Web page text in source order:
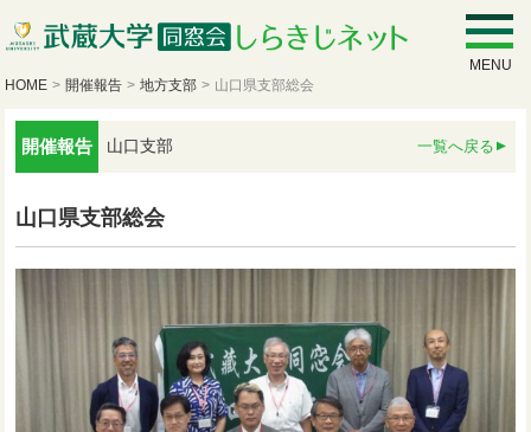
MENU
HOME > 開催報告 > 地方支部 > 山口県支部総会
開催報告 山口支部 一覧へ戻る
山口県支部総会